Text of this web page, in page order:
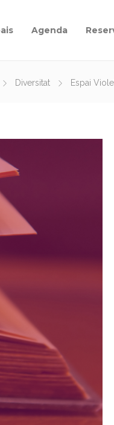
Agenda
Diversitat Espai